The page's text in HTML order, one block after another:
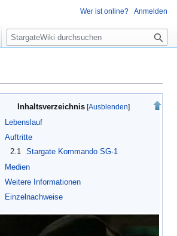
Inhaltsverzeichnis
Lebenslauf
Auftritte
2.1
Stargate Kommando SG-1
Medien
Weitere Informationen
Einzelnachweise
Wer ist online? Anmelden
S
u
e